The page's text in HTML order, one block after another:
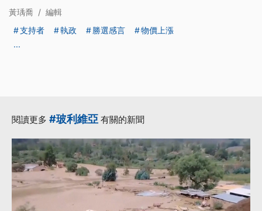
黃瑀喬 / 編輯
支持者
執政 勝選感言
物價上漲
...
閱讀更多 #玻利維亞 有關的新聞